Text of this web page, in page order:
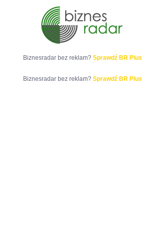
Biznesradar bez reklam? Sprawdź BR Plus
Biznesradar bez reklam? Sprawdź BR Plus